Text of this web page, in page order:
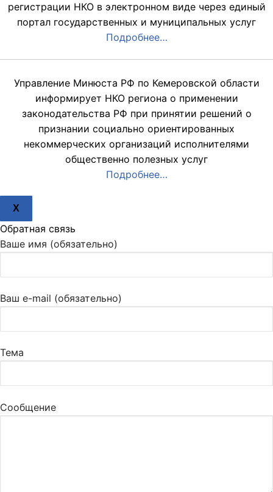
регистрации НКО в электронном виде через единый
портал государственных и муниципальных услуг
Подробнее…
Управление Минюста РФ по Кемеровской области
информирует НКО региона о применении
законодательства РФ при принятии решений о
признании социально ориентированных
некоммерческих организаций исполнителями
общественно полезных услуг
Подробнее…
X
Обратная связь
Ваше имя (обязательно)
Ваш e-mail (обязательно)
Тема
Сообщение